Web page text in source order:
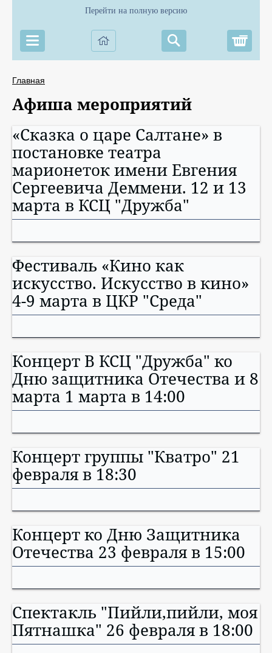
Перейти на полную версию
Главная
Афиша мероприятий
«Сказка о царе Салтане» в
постановке театра
марионеток имени Евгения
Сергеевича Деммени. 12 и 13
марта в КСЦ "Дружба"
Фестиваль «Кино как
искусство. Искусство в кино»
4-9 марта в ЦКР "Среда"
Концерт В КСЦ "Дружба" ко
Дню защитника Отечества и 8
марта 1 марта в 14:00
Концерт группы "Кватро" 21
февраля в 18:30
Концерт ко Дню Защитника
Отечества 23 февраля в 15:00
Спектакль "Пийли,пийли, моя
Пятнашка" 26 февраля в 18:00